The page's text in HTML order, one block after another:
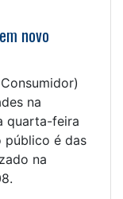
novo
na
quarta-feira
público é das
na